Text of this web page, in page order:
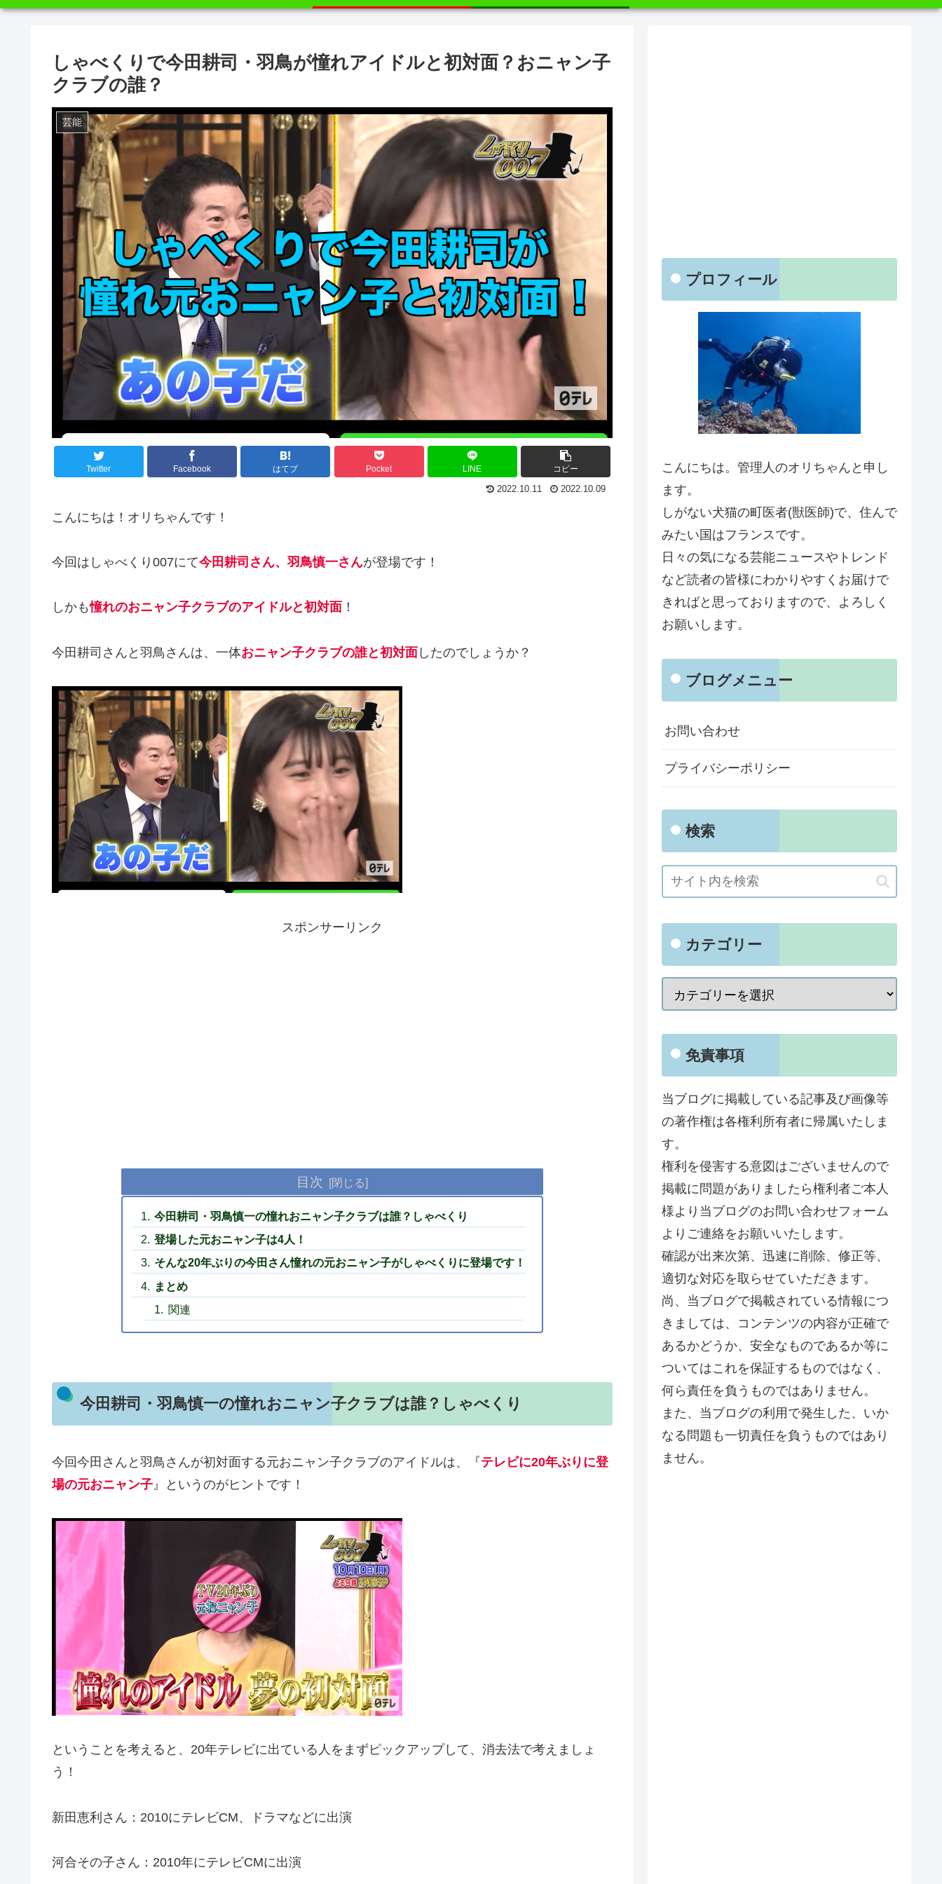
しゃべくりで今田耕司・羽鳥が憧れアイドルと初対面？おニャン子
クラブの誰？
芸能
Twitter Facebook はてブ Pocket LINE コピー
2022.10.11 2022.10.09
こんにちは！オリちゃんです！
今回はしゃべくり007にて今田耕司さん、羽鳥慎一さんが登場です！
しかも憧れのおニャン子クラブのアイドルと初対面 ！
今田耕司さんと羽鳥さんは、一体おニャン子クラブの誰と初対面 したのでしょうか？
スポンサーリンク
目次
今田耕司・羽鳥慎一の憧れおニャン子クラブは誰？しゃべくり
登場した元おニャン子は4人！
そんな20年ぶりの今田さん憧れの元おニャン子がしゃべくりに登場です！
まとめ
関連
今田耕司・羽鳥慎一の憧れおニャン子クラブは誰？しゃべくり
今回今田さんと羽鳥さんが初対面する元おニャン子クラブのアイドルは、『テレビに20年ぶりに登
場の元おニャン子 』というのがヒントです！
ということを考えると、20年テレビに出ている人をまずピックアップして、消去法で考えましょ
う！
新田恵利さん：2010にテレビCM、ドラマなどに出演
河合その子さん：2010年にテレビCMに出演
プロフィール
こんにちは。管理人のオリちゃんと申し
ます。
しがない犬猫の町医者(獣医師)で、住んで
みたい国はフランスです。
日々の気になる芸能ニュースやトレンド
など読者の皆様にわかりやすくお届けで
きればと思っておりますので、よろしく
お願いします。
ブログメニュー
お問い合わせ
プライバシーポリシー
検索
カテゴリー
免責事項
当ブログに掲載している記事及び画像等
の著作権は各権利所有者に帰属いたしま
す。
権利を侵害する意図はございませんので
掲載に問題がありましたら権利者ご本人
様より当ブログのお問い合わせフォーム
よりご連絡をお願いいたします。
確認が出来次第、迅速に削除、修正等、
適切な対応を取らせていただきます。
尚、当ブログで掲載されている情報につ
きましては、コンテンツの内容が正確で
あるかどうか、安全なものであるか等に
ついてはこれを保証するものではなく、
何ら責任を負うものではありません。
また、当ブログの利用で発生した、いか
なる問題も一切責任を負うものではあり
ません。